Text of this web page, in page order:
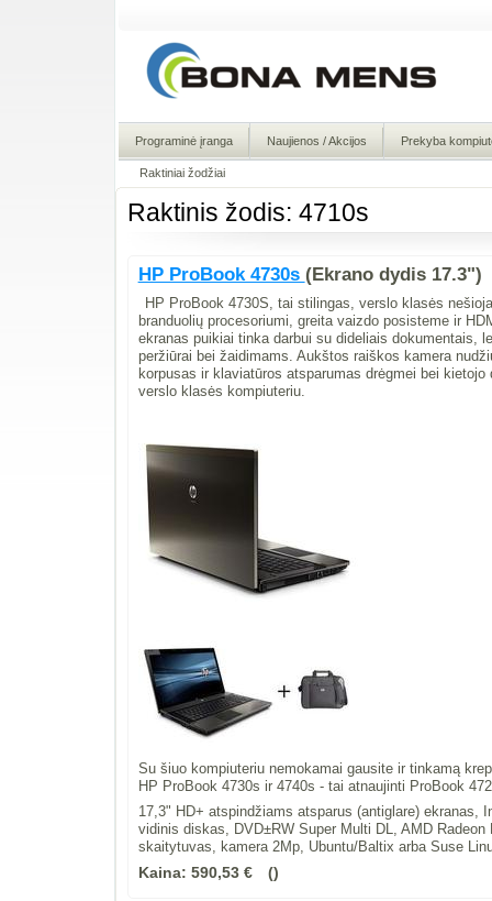
Programinė įranga Naujienos / Akcijos Prekyba
Raktiniai žodžiai
Raktinis žodis: 4710s
HP ProBook 4730s (Ekrano dydis 17.3")
HP ProBook 4730S, tai stilingas, verslo klasės
branduolių procesoriumi, greita vaizdo posisteme ir
ekranas puikiai tinka darbui su dideliais dokumentais,
peržiūrai bei žaidimams. Aukštos raiškos kamera
korpusas ir klaviatūros atsparumas drėgmei bei
verslo klasės kompiuteriu.
Su šiuo kompiuteriu nemokamai gausite ir tinkamą
HP ProBook 4730s ir 4740s - tai atnaujinti ProBook
17,3" HD+ atspindžiams atsparus (antiglare) ekranas,
vidinis diskas, DVD±RW Super Multi DL, AMD
skaitytuvas, kamera 2Mp, Ubuntu/Baltix arba Suse
Kaina: 590,53 €